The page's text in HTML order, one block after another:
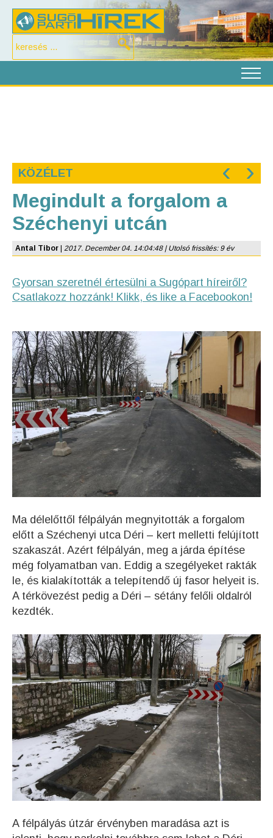
KÖZÉLET ‹ ›
Megindult a forgalom a
Széchenyi utcán
Antal Tibor 2017. December 04. 14:04:48 | Utolsó frissítés: 9 év
Gyorsan szeretnél értesülni a Sugópart híreiről?
Csatlakozz hozzánk! Klikk, és like a Facebookon!
Ma délelőttől félpályán megnyitották a forgalom
előtt a Széchenyi utca Déri – kert melletti felújított
szakaszát. Azért félpályán, meg a járda építése
még folyamatban van. Eddig a szegélyeket rakták
le, és kialakították a telepítendő új fasor helyeit is.
A térkövezést pedig a Déri – sétány felőli oldalról
kezdték.
A félpályás útzár érvényben maradása azt is